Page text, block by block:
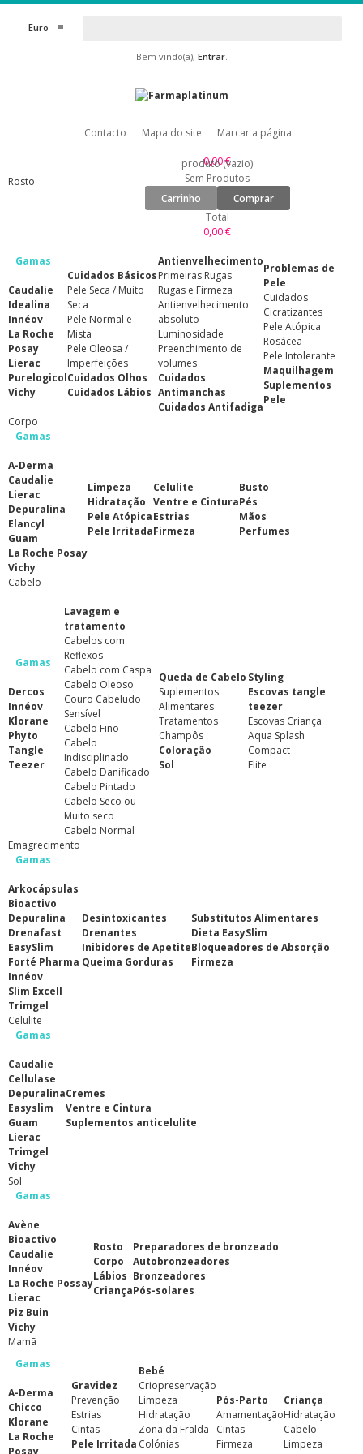
Euro
Bem vindo(a), Entrar.
Contacto Mapa do site Marcar a página
0,00 €
produto (vazio)
Sem Produtos
Carrinho
Comprar
Total
0,00 €
Rosto
Gamas
Caudalie
Idealina
Innéov
La Roche
Posay
Lierac
Purelogicol
Vichy
Cuidados Básicos
Pele Seca / Muito
Seca
Pele Normal e
Mista
Pele Oleosa /
Imperfeições
Cuidados Olhos
Cuidados Lábios
Antienvelhecimento
Primeiras Rugas
Rugas e Firmeza
Antienvelhecimento
absoluto
Luminosidade
Preenchimento de
volumes
Cuidados
Antimanchas
Cuidados Antifadiga
Problemas de
Pele
Cuidados
Cicratizantes
Pele Atópica
Rosácea
Pele Intolerante
Maquilhagem
Suplementos
Pele
Corpo
Gamas
A-Derma
Caudalie
Lierac
Depuralina
Elancyl
Guam
La Roche Posay
Vichy
Limpeza
Hidratação
Pele Atópica
Pele Irritada
Celulite
Ventre e Cintura
Estrias
Firmeza
Busto
Pés
Mãos
Perfumes
Cabelo
Gamas
Dercos
Innéov
Klorane
Phyto
Tangle
Teezer
Lavagem e
tratamento
Cabelos com
Reflexos
Cabelo com Caspa
Cabelo Oleoso
Couro Cabeludo
Sensível
Cabelo Fino
Cabelo
Indisciplinado
Cabelo Danificado
Cabelo Pintado
Cabelo Seco ou
Muito seco
Cabelo Normal
Queda de Cabelo
Suplementos
Alimentares
Tratamentos
Champôs
Coloração
Sol
Styling
Escovas tangle
teezer
Escovas Criança
Aqua Splash
Compact
Elite
Emagrecimento
Gamas
Arkocápsulas
Bioactivo
Depuralina
Drenafast
EasySlim
Forté Pharma
Innéov
Slim Excell
Trimgel
Desintoxicantes
Drenantes
Inibidores de Apetite
Queima Gorduras
Substitutos Alimentares
Dieta EasySlim
Bloqueadores de Absorção
Firmeza
Celulite
Gamas
Caudalie
Cellulase
Depuralina
Easyslim
Guam
Lierac
Trimgel
Vichy
Cremes
Ventre e Cintura
Suplementos anticelulite
Sol
Gamas
Avène
Bioactivo
Caudalie
Innéov
La Roche Possay
Lierac
Piz Buin
Vichy
Rosto
Corpo
Lábios
Criança
Preparadores de bronzeado
Autobronzeadores
Bronzeadores
Pós-solares
Mamã
Gamas
A-Derma
Chicco
Klorane
La Roche
Posay
Gravidez
Prevenção
Estrias
Cintas
Pele Irritada
Bebé
Criopreservação
Limpeza
Hidratação
Zona da Fralda
Colónias
Pós-Parto
Amamentação
Cintas
Firmeza
Criança
Hidratação
Cabelo
Limpeza